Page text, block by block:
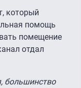
который
помощь
помещение
отдал
большинство